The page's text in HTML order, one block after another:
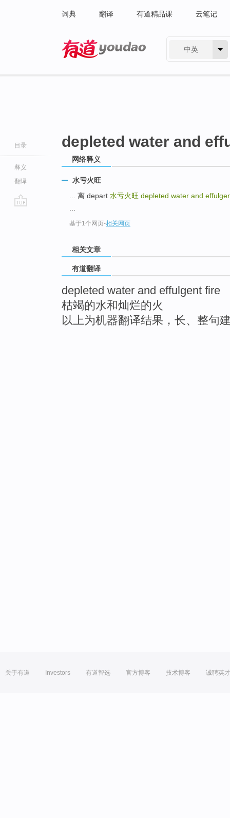
词典 翻译 有道精品课 云笔记
中英
目录
释义
翻译
depleted water and
网络释义
水亏火旺
... 离 depart 水亏火旺 depleted water and
基于1个网页-相关网页
相关文章
有道翻译
depleted water and effulgent fire
枯竭的水和灿烂的火
以上为机器翻译结果，长、整句
关于有道 Investors 有道智选 官方博客 技术博客 诚聘英才